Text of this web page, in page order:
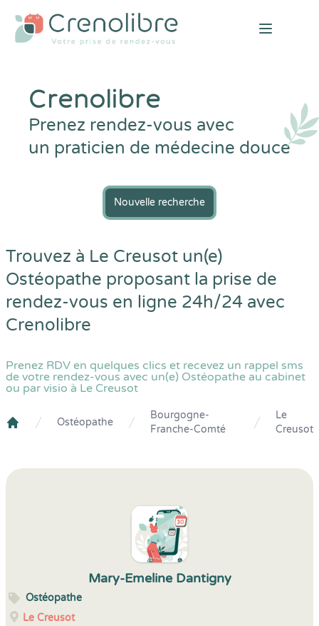
Open
Crenolibre
Prenez rendez-vous avec
un praticien de médecine douce
Nouvelle recherche
Trouvez à Le Creusot un(e)
Ostéopathe proposant la prise de
rendez-vous en ligne 24h/24 avec
Crenolibre
Prenez RDV en quelques clics et recevez un rappel sms
de votre rendez-vous avec un(e) Ostéopathe au cabinet
ou par visio à Le Creusot
Ostéopathe
Bourgogne-
Franche-Comté
Le
Creusot
Mary-Emeline Dantigny
Ostéopathe
Le Creusot